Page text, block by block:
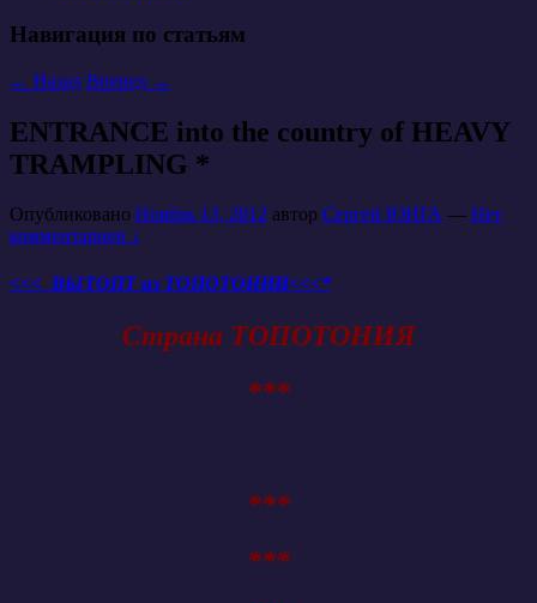
Навигация по статьям
← Назад Вперед →
ENTRANCE into the country of HEAVY
TRAMPLING *
Опубликовано Ноябрь 13, 2012 автор Сергей ЮНГА — Нет
комментариев ↓
<<< ВЫТОПТ из ТОПОТОНИИ<<<*
Страна ТОПОТОНИЯ
***
***
***